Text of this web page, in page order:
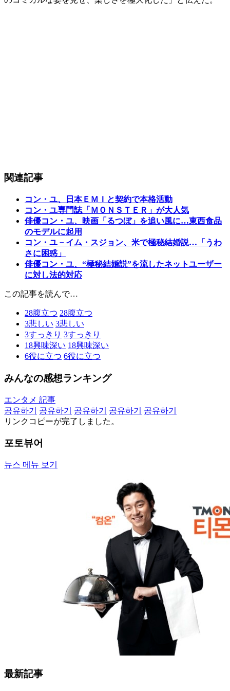
関連記事
コン・ユ、日本ＥＭＩと契約で本格活動
コン・ユ専門誌「ＭＯＮＳＴＥＲ」が大人気
俳優コン・ユ、映画「るつぼ」を追い風に…東西食品
のモデルに起用
コン・ユ－イム・スジョン、米で極秘結婚説…「うわ
さに困惑」
俳優コン・ユ、“極秘結婚説”を流したネットユーザー
に対し法的対応
この記事を読んで…
28腹立つ 28腹立つ
3悲しい 3悲しい
3すっきり 3すっきり
18興味深い 18興味深い
6役に立つ 6役に立つ
みんなの感想ランキング
エンタメ 記事
공유하기
공유하기 공유하기 공유하기
공유하기
リンクコピーが完了しました。
포토뷰어
뉴스 메뉴 보기
最新記事